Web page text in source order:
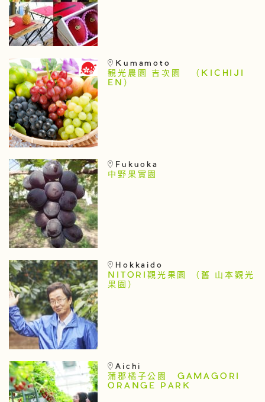
Kumamoto
観光農園 吉次園 （KICHIJI
EN）
Fukuoka
中野果實園
Hokkaido
NITORI觀光果園 （舊 山本觀光
果園）
Aichi
蒲郡橘子公園 GAMAGORI
ORANGE PARK